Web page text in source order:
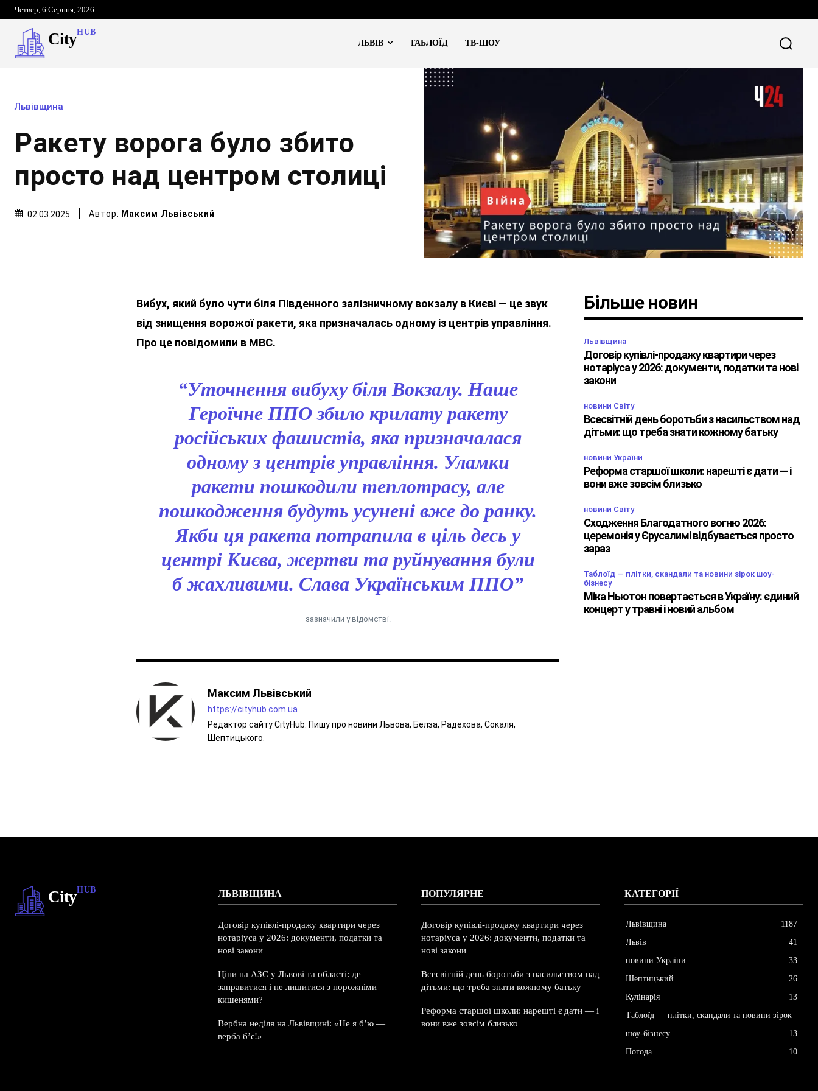
Четвер, 6 Серпня, 2026
CityHUB
ЛЬВІВ
ТАБЛОЇД ТВ-ШОУ
Львівщина
Ракету ворога було збито
просто над центром столиці
02.03.2025 Автор: Максим Львівський
Вибух, який було чути біля Південного залізничному вокзалу в Києві — це звук
від знищення ворожої ракети, яка призначалась одному із центрів управління.
Про це повідомили в МВС.
“Уточненнявибуху біля Вокзалу. Наше
Героїчне ППО збило крилату ракету
російських фашистів, яка призначалася
одному з центрів управління. Уламки
ракети пошкодили теплотрасу, але
пошкодження будуть усунені вже до ранку.
Якби ця ракета потрапила в ціль десь у
центрі Києва, жертви та руйнування були
б жахливими. Слава Українським ППО”
зазначили у відомстві.
Максим Львівський
https://cityhub.com.ua
Редактор сайту CityHub. Пишу про новини Львова, Белза, Радехова, Сокаля,
Шептицького.
Більше новин
Львівщина
Договір купівлі-продажу квартири через
нотаріуса у 2026: документи, податки та нові
закони
новини Світу
Всесвітній день боротьби з насильством над
дітьми: що треба знати кожному батьку
новини України
Реформа старшої школи: нарешті є дати — і
вони вже зовсім близько
новини Світу
Сходження Благодатного вогню 2026:
церемонія у Єрусалимі відбувається просто
зараз
Таблоїд — плітки, скандали та новини зірок шоу-
бізнесу
Міка Ньютон повертається в Україну: єдиний
концерт у травні і новий альбом
CityHUB ЛЬВІВЩИНА
Договір купівлі-продажу квартири через
нотаріуса у 2026: документи, податки та
нові закони
Ціни на АЗС у Львові та області: де
заправитися і не лишитися з порожніми
кишенями?
Вербна неділя на Львівщині: «Не я б’ю —
верба б’є!»
ПОПУЛЯРНЕ
Договір купівлі-продажу квартири через
нотаріуса у 2026: документи, податки та
нові закони
Всесвітній день боротьби з насильством над
дітьми: що треба знати кожному батьку
Реформа старшої школи: нарешті є дати — і
вони вже зовсім близько
КАТЕГОРІЇ
Львівщина
1187
Львів
41
новини України
33
Шептицький
26
Кулінарія
13
Таблоїд — плітки, скандали та новини зірок
шоу-бізнесу
13
Погода
10